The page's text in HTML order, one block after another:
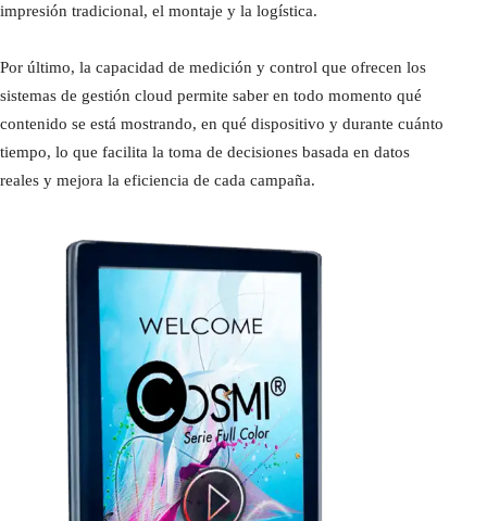
impresión tradicional, el montaje y la logística.
Por último, la capacidad de medición y control que ofrecen los
sistemas de gestión cloud permite saber en todo momento qué
contenido se está mostrando, en qué dispositivo y durante cuánto
tiempo, lo que facilita la toma de decisiones basada en datos
reales y mejora la eficiencia de cada campaña.